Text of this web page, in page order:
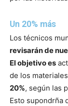
Un 20% más
Los técnicos
revisarán de
El objetivo es
de los
20%, según las
Esto supondrña